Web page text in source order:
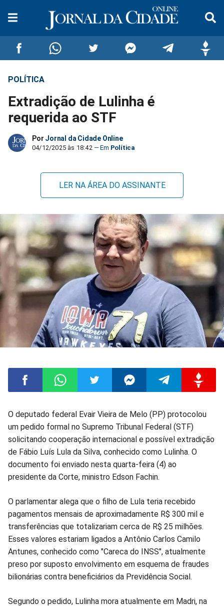
Compartilhar
no
Facebook
Compartilhar
no
Whatsapp
no
Twitter
no
Messenger
POLÍTICA
Extradição de Lulinha é
requerida ao STF
Por Jornal da Cidade Online
04/12/2025 às 18:42 Política
LER NA ÁREA DO ASSINANTE
Compartilhar
no
Facebook
Compartilhar
no
Whatsapp
Compartilhar
no
Twitter
Compartilhar
no
Messenger
Compartilhar
no
Telegram
no
O deputado federal Evair Vieira de Melo (PP) protocolou
um pedido formal no Supremo Tribunal Federal (STF)
solicitando cooperação internacional e possível extradição
de Fábio Luís Lula da Silva, conhecido como Lulinha. O
documento foi enviado nesta quarta-feira (4) ao
presidente da Corte, ministro Edson Fachin.
O parlamentar alega que o filho de Lula teria recebido
pagamentos mensais de aproximadamente R$ 300 mil e
transferências que totalizariam cerca de R$ 25 milhões.
Esses valores estariam ligados a Antônio Carlos Camilo
Antunes, conhecido como "Careca do INSS", atualmente
preso por suposto envolvimento em esquema de fraudes
bilionárias contra beneficiários da Previdência Social.
Segundo o pedido, Lulinha mora atualmente em Madri, na